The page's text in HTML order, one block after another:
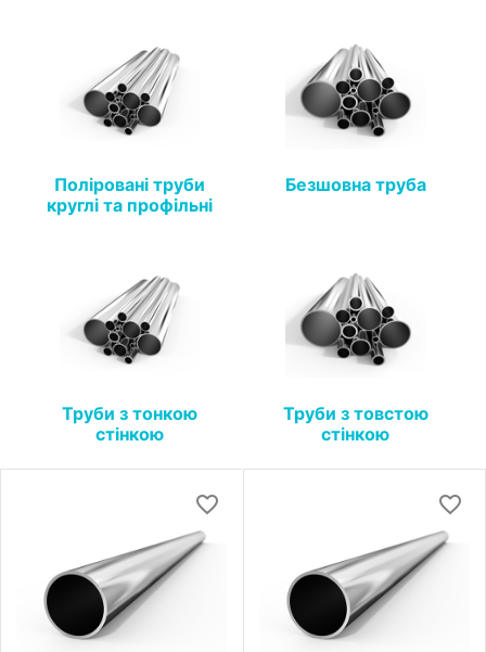
Поліровані труби
круглі та профільні
Безшовна труба
Труби з тонкою
стінкою
Труби з товстою
стінкою